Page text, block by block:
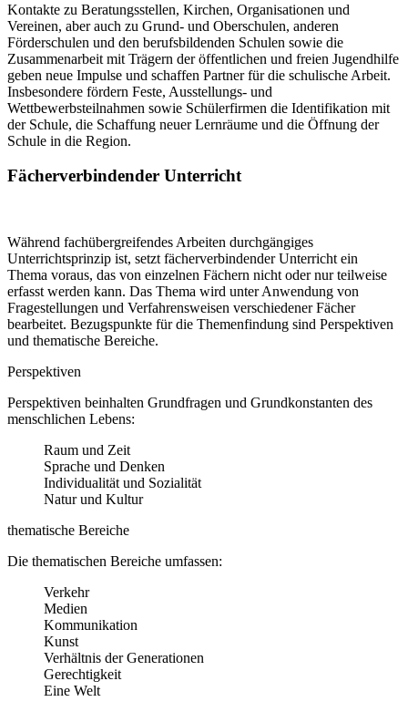
Kontakte zu Beratungsstellen, Kirchen, Organisationen und
Vereinen, aber auch zu Grund- und Oberschulen, anderen
Förderschulen und den berufsbildenden Schulen sowie die
Zusammenarbeit mit Trägern der öffentlichen und freien Jugendhilfe
geben neue Impulse und schaffen Partner für die schulische Arbeit.
Insbesondere fördern Feste, Ausstellungs- und
Wettbewerbsteilnahmen sowie Schülerfirmen die Identifikation mit
der Schule, die Schaffung neuer Lernräume und die Öffnung der
Schule in die Region.
Fächerverbindender Unterricht
Während fachübergreifendes Arbeiten durchgängiges
Unterrichtsprinzip ist, setzt fächerverbindender Unterricht ein
Thema voraus, das von einzelnen Fächern nicht oder nur teilweise
erfasst werden kann. Das Thema wird unter Anwendung von
Fragestellungen und Verfahrensweisen verschiedener Fächer
bearbeitet. Bezugspunkte für die Themenfindung sind Perspektiven
und thematische Bereiche.
Perspektiven
Perspektiven beinhalten Grundfragen und Grundkonstanten des
menschlichen Lebens:
Raum und Zeit
Sprache und Denken
Individualität und Sozialität
Natur und Kultur
thematische Bereiche
Die thematischen Bereiche umfassen:
Verkehr
Medien
Kommunikation
Kunst
Verhältnis der Generationen
Gerechtigkeit
Eine Welt